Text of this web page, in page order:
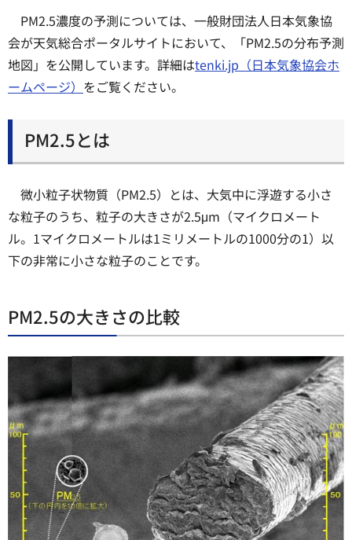
PM2.5濃度の予測については、一般財団法人日本気象協
会が天気総合ポータルサイトにおいて、「PM2.5の分布予測
地図」を公開しています。詳細はtenki.jp（日本気象協会ホ
ームページ） をご覧ください。
PM2.5とは
微小粒子状物質（PM2.5）とは、大気中に浮遊する小さ
な粒子のうち、粒子の大きさが2.5μm（マイクロメート
ル。1マイクロメートルは1ミリメートルの1000分の1）以
下の非常に小さな粒子のことです。
PM2.5の大きさの比較